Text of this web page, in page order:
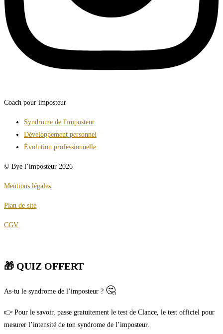
Coach pour imposteur
Syndrome de l'imposteur
Développement personnel
Évolution professionnelle
© Bye l’imposteur 2026
Mentions légales
Plan de site
CGV
🎁 QUIZ OFFERT
As-tu le syndrome de l’imposteur ? 🤔
👉 Pour le savoir, passe gratuitement le test de Clance, le test officiel pour
mesurer l’intensité de ton syndrome de l’imposteur.